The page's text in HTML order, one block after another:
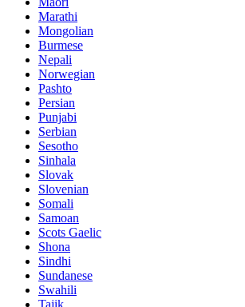
Marathi
Mongolian
Burmese
Nepali
Norwegian
Pashto
Persian
Punjabi
Serbian
Sesotho
Sinhala
Slovak
Slovenian
Somali
Samoan
Scots Gaelic
Shona
Sindhi
Sundanese
Swahili
Tajik